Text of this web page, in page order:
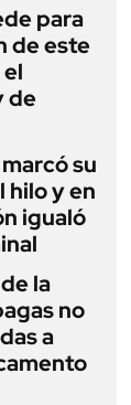
para
de este
de
su
hilo y en
igualó
la
no
a